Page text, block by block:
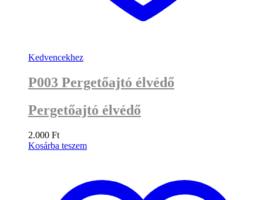
Kedvencekhez
P003 Pergetőajtó élvédő
Pergetőajtó élvédő
2.000 Ft
Kosárba teszem